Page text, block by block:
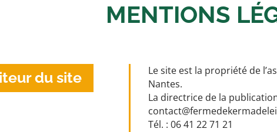
MENTIONS
du site
Le site est la propriété de
Nantes.
La directrice de la
Tél. : 06 41 22 71 21